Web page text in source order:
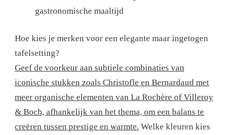
gastronomische maaltijd
Hoe kies je merken voor een elegante maar ingetogen
tafelsetting?
Geef de voorkeur aan subtiele combinaties van
iconische stukken zoals Christofle en Bernardaud met
meer organische elementen van La Rochère of Villeroy
& Boch, afhankelijk van het thema, om een ​​balans te
creëren tussen prestige en warmte. Welke kleuren kies